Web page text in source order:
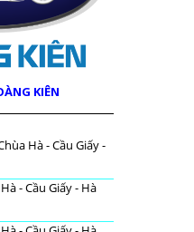
KIÊN
Hà - Cầu Giấy -
- Cầu Giấy - Hà